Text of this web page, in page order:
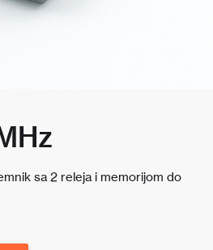
sa 2 releja i memorijom do